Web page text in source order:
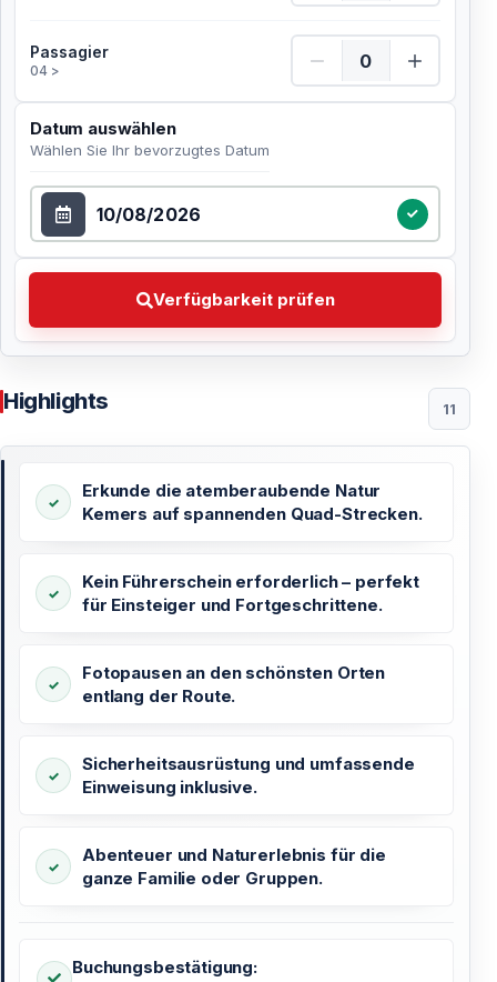
Passagier
04 >
Passagier Menge
Datum auswählen
Wählen Sie Ihr bevorzugtes Datum
Datum auswählen
Verfügbarkeit prüfen
Verfügbarkeit prüfen Wählen Sie Ihr bevorzugtes
Highlights 11
Erkunde die atemberaubende Natur
Kemers auf spannenden Quad-Strecken.
Kein Führerschein erforderlich – perfekt
für Einsteiger und Fortgeschrittene.
Fotopausen an den schönsten Orten
entlang der Route.
Sicherheitsausrüstung und umfassende
Einweisung inklusive.
Abenteuer und Naturerlebnis für die
ganze Familie oder Gruppen.
Buchungsbestätigung: